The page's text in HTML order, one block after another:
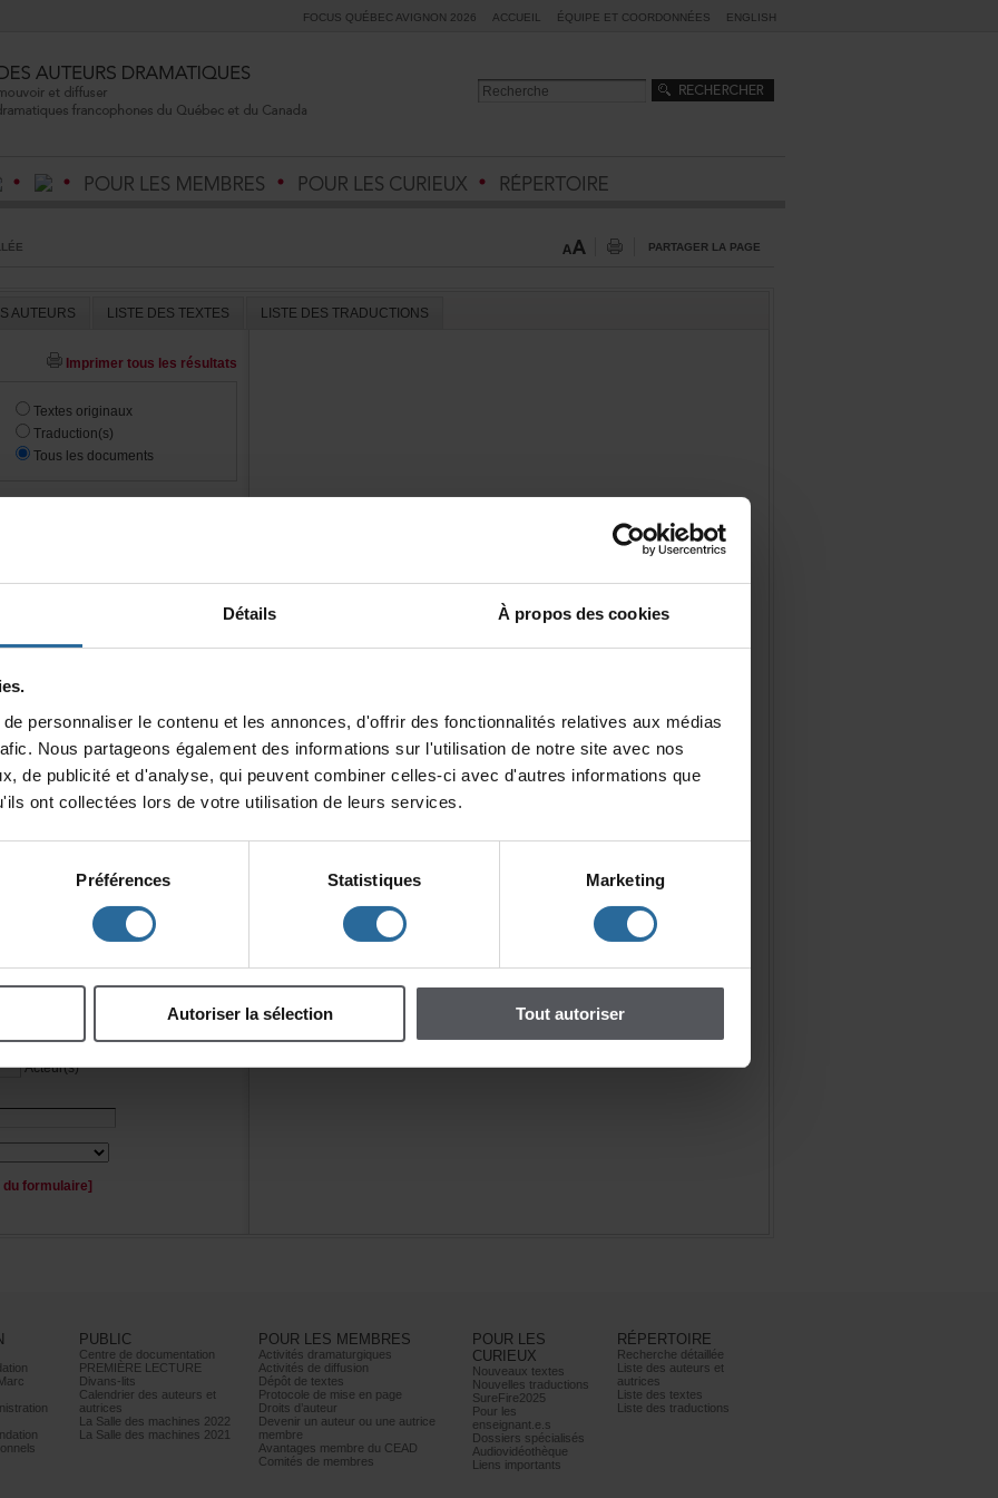
Détails Àproposdescookies
ciavecd'autresinformationsque
Préférences Statistiques Marketing
Autoriserlasélection Toutautoriser
FOCUSQUÉBECAVIGNON2026 ACCUEIL ÉQUIPEETCOORDONNÉES ENGLISH
PARTAGERLAPAGE
LISTEDESTEXTES LISTEDESTRADUCTIONS
Imprimertouslesrésultats
Textesoriginaux
Traduction(s)
Touslesdocuments
Enfants
Personnage(s)
Acteur(s)
PUBLIC
Centrededocumentation
PREMIÈRELECTURE
Divans-lits
Calendrierdesauteurset
autrices
LaSalledesmachines2022
LaSalledesmachines2021
POURLESMEMBRES
Activitésdramaturgiques
Activitésdediffusion
Dépôtdetextes
Protocoledemiseenpage
Droitsd’auteur
Devenirunauteurouuneautrice
membre
AvantagesmembreduCEAD
Comitésdemembres
POURLES
CURIEUX
Nouveauxtextes
Nouvellestraductions
SureFire2025
Pourles
enseignant.e.s
Dossiersspécialisés
Audiovidéothèque
Liensimportants
RÉPERTOIRE
Recherchedétaillée
Listedesauteurset
autrices
Listedestextes
Listedestraductions